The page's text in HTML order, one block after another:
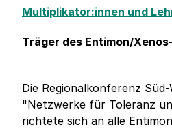
Multiplikator:innen und
Träger des Entimon/
Die Regionalkonferenz
"Netzwerke für Toleranz
richtete sich an alle